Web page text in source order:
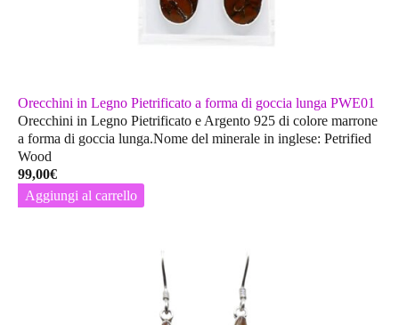
Orecchini in Legno Pietrificato a forma di goccia lunga PWE01
Orecchini in Legno Pietrificato e Argento 925 di colore marrone
a forma di goccia lunga.Nome del minerale in inglese: Petrified
Wood
99,00€
Aggiungi al carrello